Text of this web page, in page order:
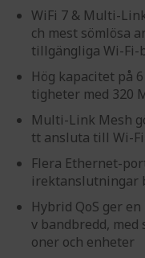
WiFi 7 & Multi-
ch mest sömlösa
tillgängliga Wi-Fi-
Hög kapacitet på
tigheter med 320
Multi-Link Mesh
tt ansluta till Wi-
Flera Ethernet-
irektanslutningar
Hybrid QoS ger
v bandbredd,
oner och enheter